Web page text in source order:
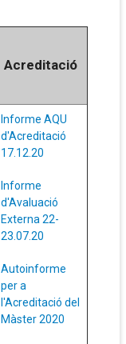
Acreditació
Informe AQU
d'Acreditació
17.12.20
Informe
d'Avaluació
Externa 22-
23.07.20
Autoinforme
per a
l'Acreditació del
Màster 2020